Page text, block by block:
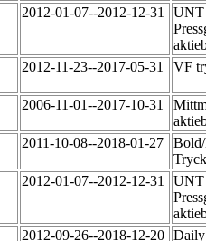
2012-01-07--2012-12-31
UNT
2012-11-23--2017-05-31 VF
2006-11-01--2017-10-31
2011-10-08--2018-01-27
2012-01-07--2012-12-31
UNT
2012-09-26--2018-12-20